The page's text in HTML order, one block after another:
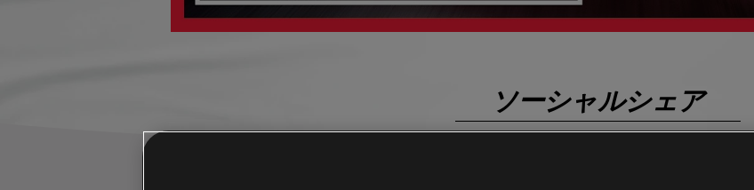
ソーシャルシェア